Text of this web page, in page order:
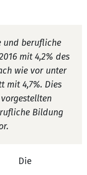
und berufliche
mit 4,2% des
wie vor unter
mit 4,7%. Dies
Bildung
Die